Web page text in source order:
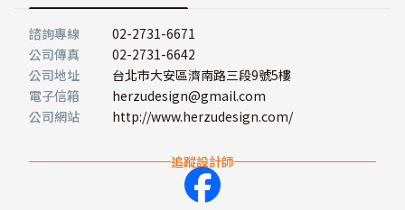
諮詢專線
02-2731-6671
公司傳真
02-2731-6642
公司地址
台北市大安區濟南路三段9號5樓
電子信箱
herzudesign@gmail.com
公司網站
http://www.herzudesign.com/
追蹤設計師